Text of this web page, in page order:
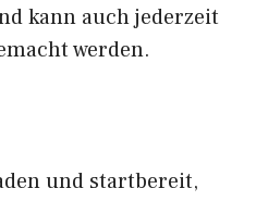
kann auch jederzeit
werden.
und startbereit,